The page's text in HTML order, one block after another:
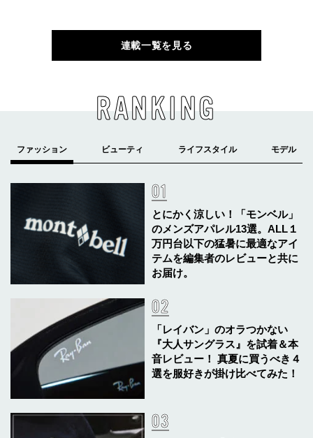
連載一覧を見る
RANKING
とにかく涼しい！「モンベル」
のメンズアパレル13選。ALL１
万円台以下の猛暑に最適なアイ
テムを編集者のレビューと共に
お届け。
「レイバン」のオラつかない
『大人サングラス』を試着＆本
音レビュー！ 真夏に買うべき４
選を服好きが掛け比べてみた！